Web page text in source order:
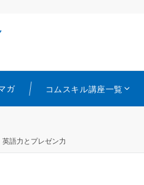
ガ コムスキル講座一覧
英語力とプレゼン力